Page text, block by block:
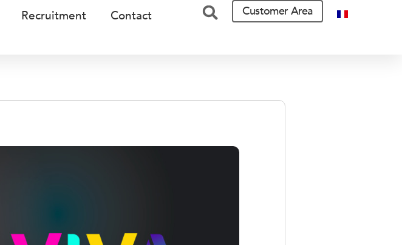
Recruitment Contact Customer Area